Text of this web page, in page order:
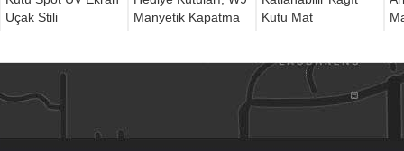
Uçak Stili
Manyetik Kapatma
Kutu Mat